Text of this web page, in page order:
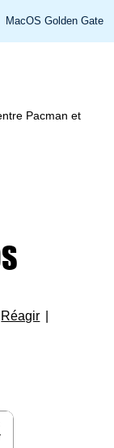
MacOS Golden Gate
Pacman et
Réagir